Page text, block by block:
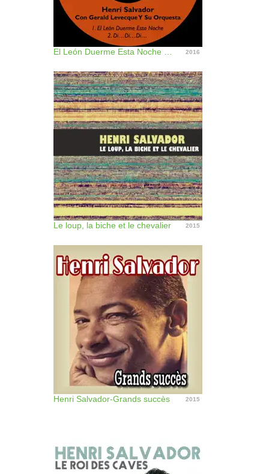
2016
Le loup, la biche et le chevalier 2015
Henri Salvador-Grands succès 2015